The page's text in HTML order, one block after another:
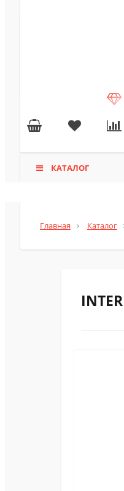
КАТАЛОГ
Главная Каталог